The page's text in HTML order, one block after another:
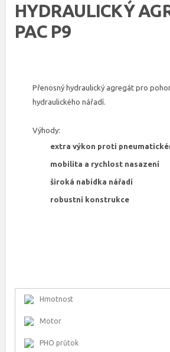
HYDRAULICKÝ
PAC P9
Přenosný hydraulický agregát pro
hydraulického nářadí.
Výhody:
extra výkon proti
mobilita a rychlost nasazení
široká nabídka nářadí
robustní konstrukce
Hmotnost
Motor
PHO průtok